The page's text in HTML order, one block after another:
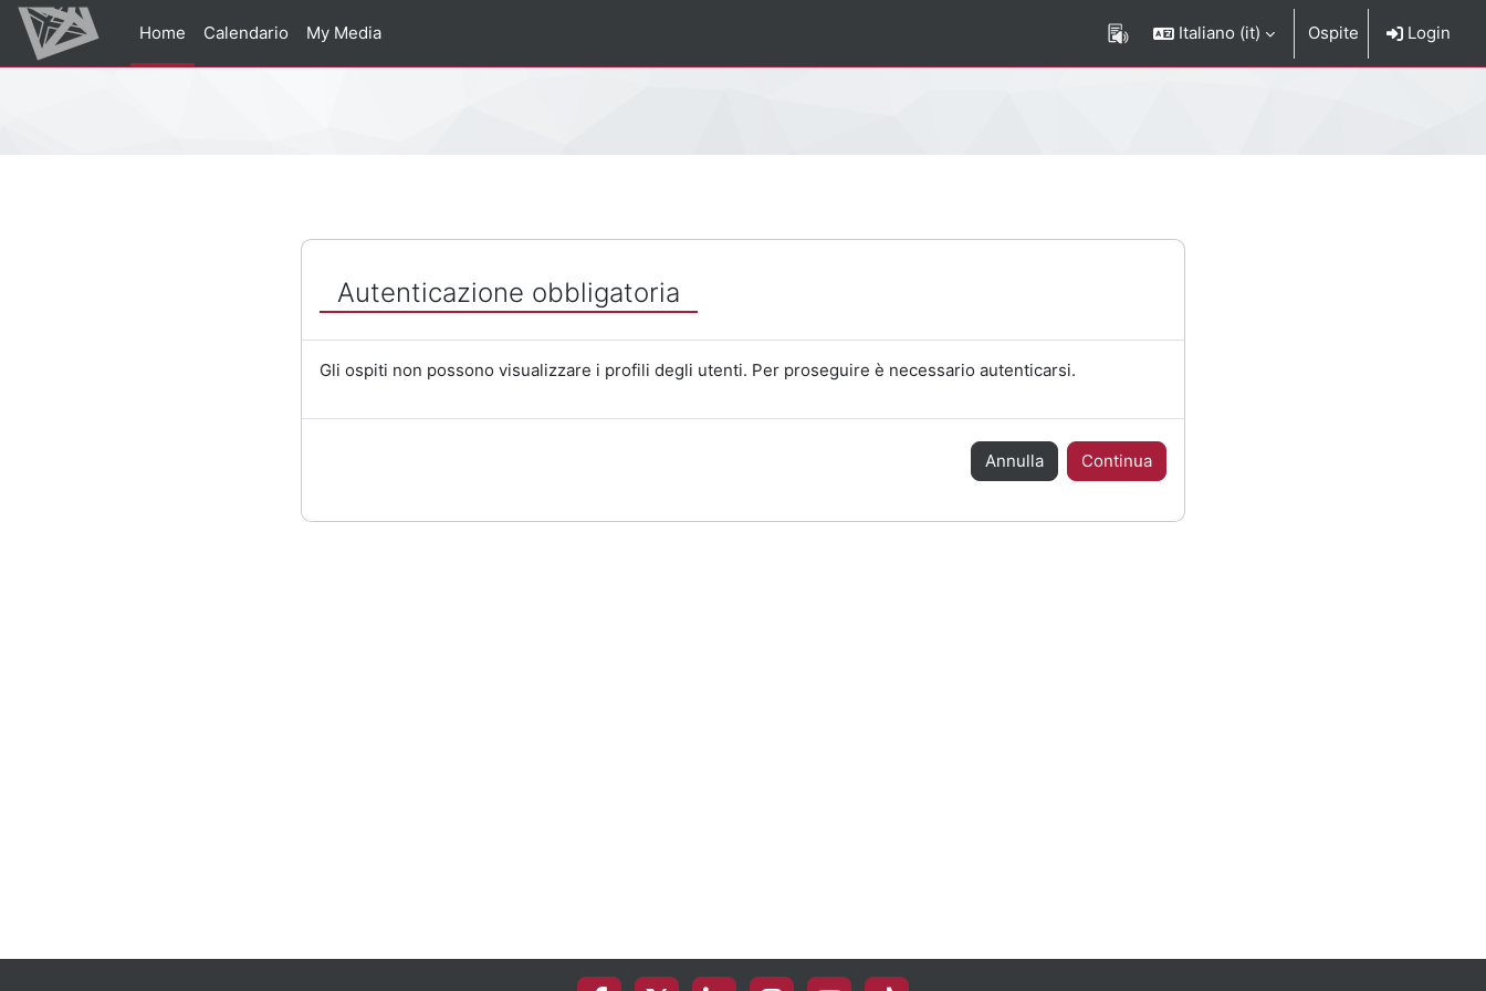
Vai al contenuto principale
Home
Calendario My Media Italiano ‎(it)‎ Ospite Login
Autenticazione obbligatoria
Gli ospiti non possono visualizzare i profili degli utenti. Per proseguire è necessario autenticarsi.
Annulla Continua